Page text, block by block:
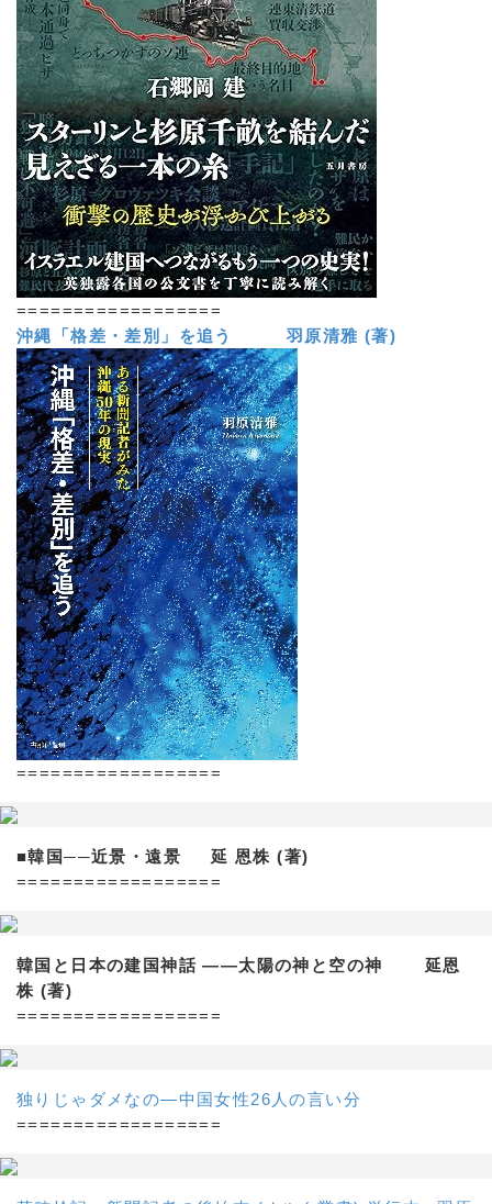
==================
沖縄「格差・差別」を追う 羽原清雅 (著)
==================
■韓国──近景・遠景 延 恩株 (著)
==================
韓国と日本の建国神話 ——太陽の神と空の神 延恩
株 (著)
==================
独りじゃダメなの―中国女性26人の言い分
==================